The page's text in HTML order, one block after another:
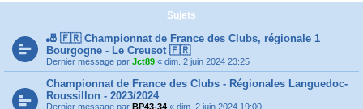
Sujets
🎳 🇫🇷 Championnat de France des Clubs, régionale 1
Bourgogne - Le Creusot 🇫🇷
Dernier message par Jct89 « dim. 2 juin 2024 23:25
Championnat de France des Clubs - Régionales Languedoc-
Roussillon - 2023/2024
Dernier message par BP43-34 « dim. 2 juin 2024 19:00